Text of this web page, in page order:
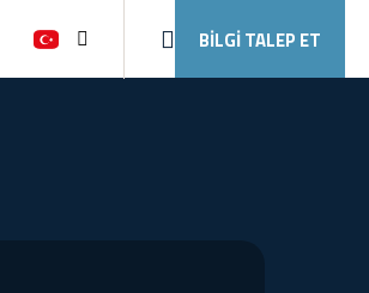
Ara BİLGİ TALEP ET